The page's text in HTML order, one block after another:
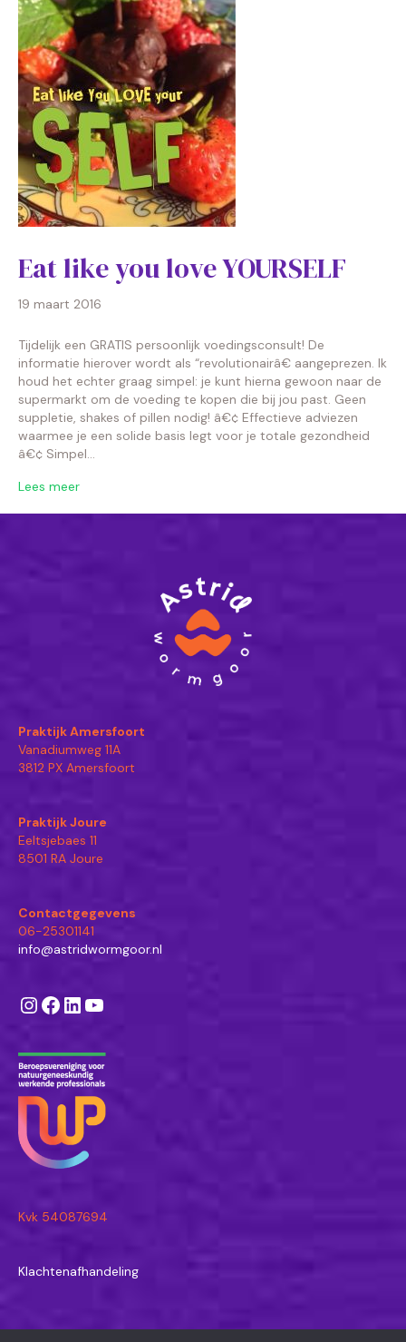
Eat like you love YOURSELF
19 maart 2016
Tijdelijk een GRATIS persoonlijk voedingsconsult! De
informatie hierover wordt als “revolutionairâ€ aangeprezen. Ik
houd het echter graag simpel: je kunt hierna gewoon naar de
supermarkt om de voeding te kopen die bij jou past. Geen
suppletie, shakes of pillen nodig! â€¢ Effectieve adviezen
waarmee je een solide basis legt voor je totale gezondheid
â€¢ Simpel…
Lees meer
Praktijk Amersfoort
Vanadiumweg 11A
3812 PX Amersfoort
Praktijk Joure
Eeltsjebaes 11
8501 RA Joure
Contactgegevens
06-25301141
info@astridwormgoor.nl
Instagram
Facebook
LinkedIn
YouTube
Kvk 54087694
Klachtenafhandeling